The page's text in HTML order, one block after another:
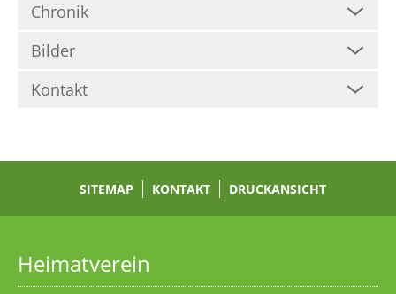
Chronik
Bilder
Kontakt
Zur Hauptnavigation(Access key h)
Zur Unternavigation
(Access key u)
Startseite(Access key 1)
Impressum(Access key 8)
Kontakt(Access key 9)
SITEMAP KONTAKT DRUCKANSICHT
Heimatverein